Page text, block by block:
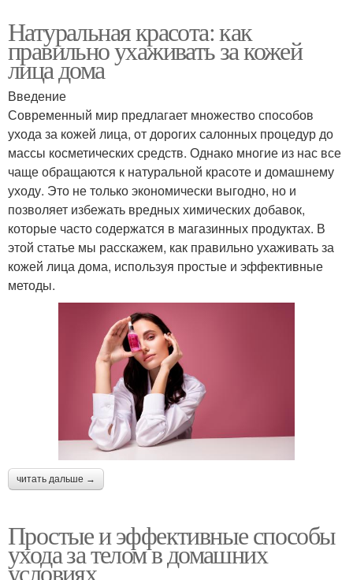
Натуральная красота: как
правильно ухаживать за кожей
лица дома
Введение
Современный мир предлагает множество способов
ухода за кожей лица, от дорогих салонных процедур до
массы косметических средств. Однако многие из нас все
чаще обращаются к натуральной красоте и домашнему
уходу. Это не только экономически выгодно, но и
позволяет избежать вредных химических добавок,
которые часто содержатся в магазинных продуктах. В
этой статье мы расскажем, как правильно ухаживать за
кожей лица дома, используя простые и эффективные
методы.
читать дальше →
Простые и эффективные способы
ухода за телом в домашних
условиях